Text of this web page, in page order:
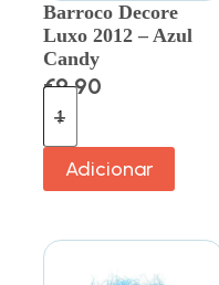
Barroco Decore
Luxo 2012 – Azul
Candy
€9.90
Adicionar